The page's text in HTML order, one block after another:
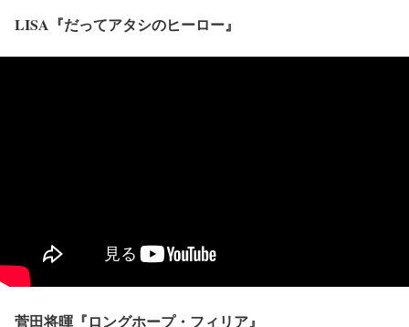
LISA『だってアタシのヒーロー』
菅田将暉『ロングホープ・フィリア』